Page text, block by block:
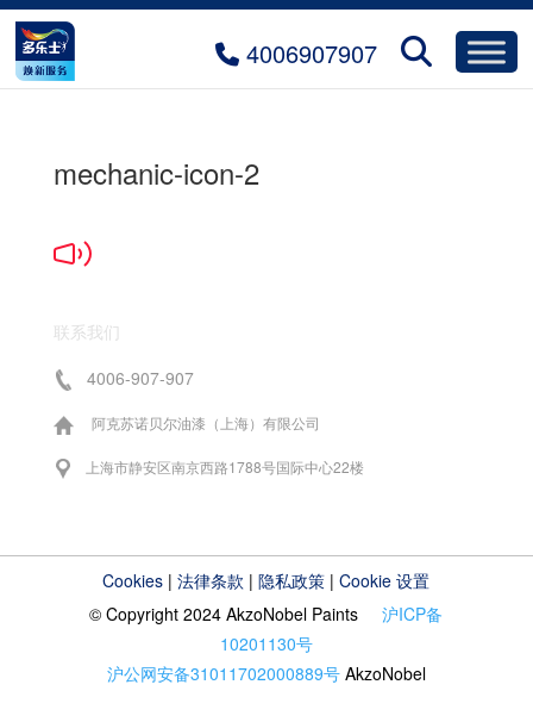
4006907907
mechanic-icon-2
联系我们
4006-907-907
阿克苏诺贝尔油漆（上海）有限公司
上海市静安区南京西路1788号国际中心22楼
Cookies |法律条款 |隐私政策 |Cookie 设置
© Copyright 2024 AkzoNobel Paints沪ICP备
10201130号
沪公网安备31011702000889号 AkzoNobel